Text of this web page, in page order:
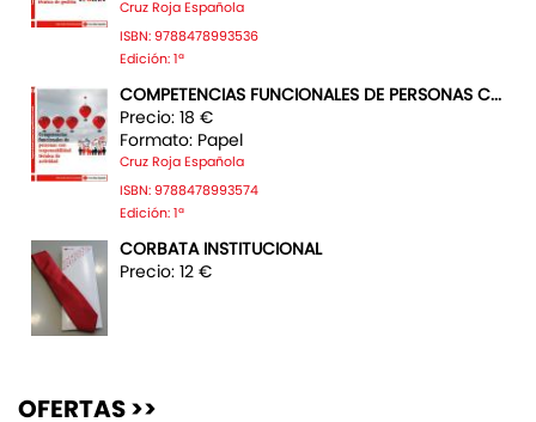
Cruz Roja Española
ISBN: 9788478993536
Edición: 1ª
COMPETENCIAS FUNCIONALES DE PERSONAS C...
Precio: 18 €
Formato: Papel
Cruz Roja Española
ISBN: 9788478993574
Edición: 1ª
CORBATA INSTITUCIONAL
Precio: 12 €
OFERTAS >>